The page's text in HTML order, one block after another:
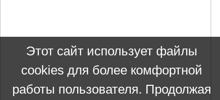
Этот сайт использует файлы
cookies для более комфортной
работы пользователя. Продолжая